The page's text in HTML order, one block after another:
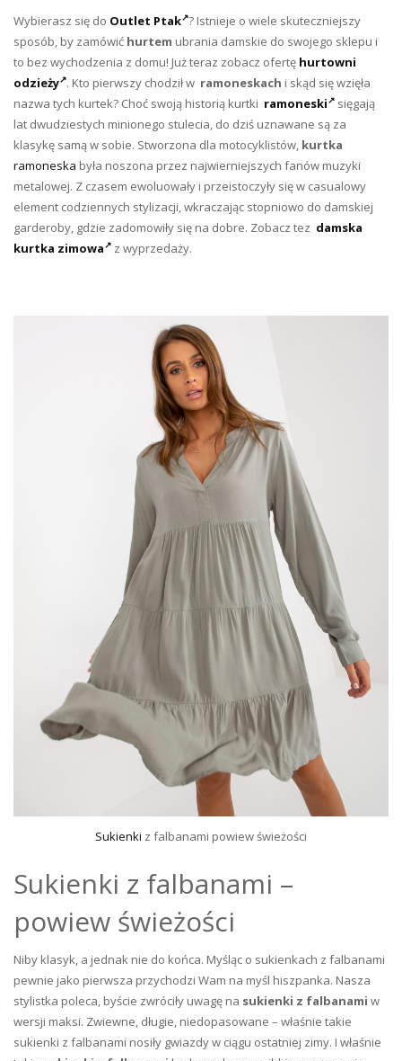
Wybierasz się do Outlet Ptak ? Istnieje o wiele skuteczniejszy
sposób, by zamówić hurtem ubrania damskie do swojego sklepu i
to bez wychodzenia z domu! Już teraz zobacz ofertę hurtowni
odzieży . Kto pierwszy chodził w ramoneskach i skąd się wzięła
nazwa tych kurtek? Choć swoją historią kurtki ramoneski
sięgają
lat dwudziestych minionego stulecia, do dziś uznawane są za
klasykę samą w sobie. Stworzona dla motocyklistów, kurtka
ramoneska była noszona przez najwierniejszych fanów muzyki
metalowej. Z czasem ewoluowały i przeistoczyły się w casualowy
element codziennych stylizacji, wkraczając stopniowo do damskiej
garderoby, gdzie zadomowiły się na dobre. Zobacz tez damska
kurtka zimowa
z wyprzedaży.
Sukienki z falbanami powiew świeżości
Sukienki z falbanami –
powiew świeżości
Niby klasyk, a jednak nie do końca. Myśląc o sukienkach z falbanami
pewnie jako pierwsza przychodzi Wam na myśl hiszpanka. Nasza
stylistka poleca, byście zwróciły uwagę na sukienki z falbanami w
wersji maksi. Zwiewne, długie, niedopasowane – właśnie takie
sukienki z falbanami nosiły gwiazdy w ciągu ostatniej zimy. I właśnie